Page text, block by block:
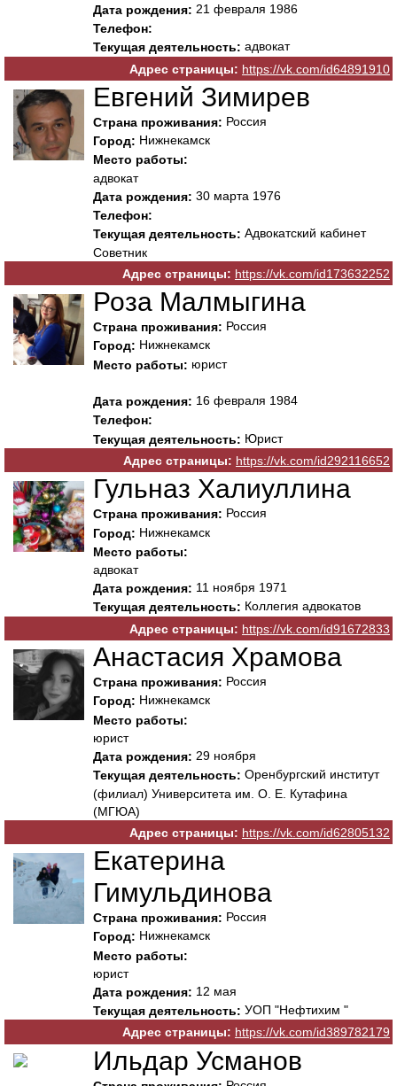
Дата рождения: 21 февраля 1986
Телефон:
Текущая деятельность: адвокат
Адрес страницы: https://vk.com/id64891910
Евгений Зимирев
Страна проживания: Россия
Город: Нижнекамск
Место работы:
адвокат
Дата рождения: 30 марта 1976
Телефон:
Текущая деятельность: Адвокатский кабинет
Советник
Адрес страницы: https://vk.com/id173632252
Роза Малмыгина
Страна проживания: Россия
Город: Нижнекамск
Место работы: юрист
Дата рождения: 16 февраля 1984
Телефон:
Текущая деятельность: Юрист
Адрес страницы: https://vk.com/id292116652
Гульназ Халиуллина
Страна проживания: Россия
Город: Нижнекамск
Место работы:
адвокат
Дата рождения: 11 ноября 1971
Текущая деятельность: Коллегия адвокатов
Адрес страницы: https://vk.com/id91672833
Анастасия Храмова
Страна проживания: Россия
Город: Нижнекамск
Место работы:
юрист
Дата рождения: 29 ноября
Текущая деятельность: Оренбургский институт
(филиал) Университета им. О. Е. Кутафина
(МГЮА)
Адрес страницы: https://vk.com/id62805132
Екатерина
Гимульдинова
Страна проживания: Россия
Город: Нижнекамск
Место работы:
юрист
Дата рождения: 12 мая
Текущая деятельность: УОП "Нефтихим "
Адрес страницы: https://vk.com/id389782179
Ильдар Усманов